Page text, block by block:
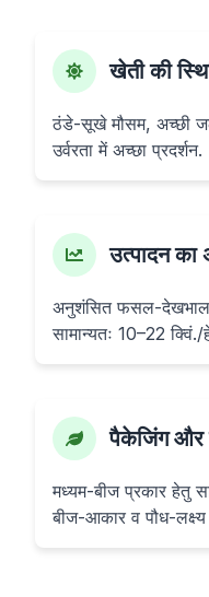
खेती की
ठंडे-सूखे मौसम, अच्छी
उर्वरता में अच्छा प्रदर्शन.
उत्पादन का
अनुशंसित फसल-देखभाल
सामान्यतः 10–22 क्विं./
पैकेजिंग और
मध्यम-बीज प्रकार हेतु
बीज-आकार व पौध-